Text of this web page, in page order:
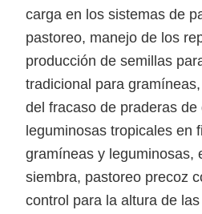
carga en los sistemas de
pastoreo, manejo de los
producción de semillas
tradicional para
del fracaso de praderas
leguminosas tropicales en
gramíneas y leguminosas,
siembra, pastoreo precoz
control para la altura de